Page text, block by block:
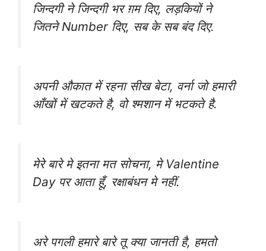
जिन्दगी ने जिन्दगी भर ग़म दिए, लड़कियों ने
जितने Number दिए, सब के सब बंद दिए.
अपनी औकात में रहना सीख बेटा, वर्ना जो हमारी
आँखों में खटकते है, वो श्मशान में भटकते है.
मेरे बारे मे इतना मत सोचना, मे Valentine
Day पर आता हूँ, रक्षाबंधन मे नहीं.
अरे पगली हमारे बारे तू क्या जानती है, हमतो